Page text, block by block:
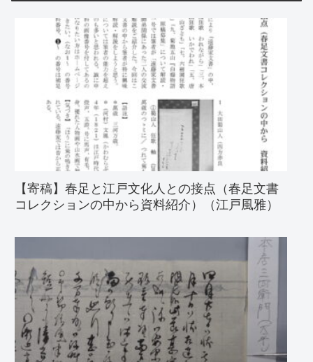
【寄稿】春足と江戸文化人との接点（春足文書
コレクションの中から資料紹介）（江戸風雅）